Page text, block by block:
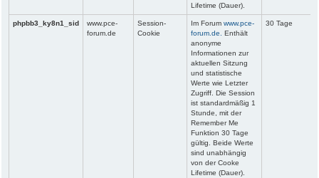
Lifetime (Dauer).
phpbb3_ky8n1_sid
www.pce-
forum.de
Session-
Cookie
Im Forum www.pce-
forum.de.
Enthält
anonyme
Informationen zur
aktuellen Sitzung
und statistische
Werte wie Letzter
Zugriff. Die Session
ist standardmäßig 1
Stunde, mit der
Remember Me
Funktion 30 Tage
gültig. Beide Werte
sind unabhängig
von der Cooke
Lifetime (Dauer).
30 Tage